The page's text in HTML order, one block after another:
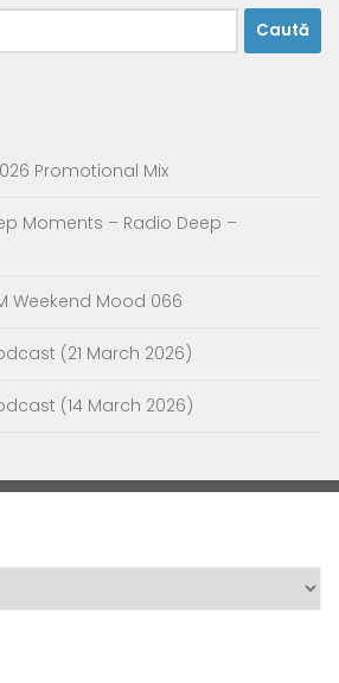
Promotional Mix
Moments – Radio Deep –
Weekend Mood 066
(21 March 2026)
(14 March 2026)